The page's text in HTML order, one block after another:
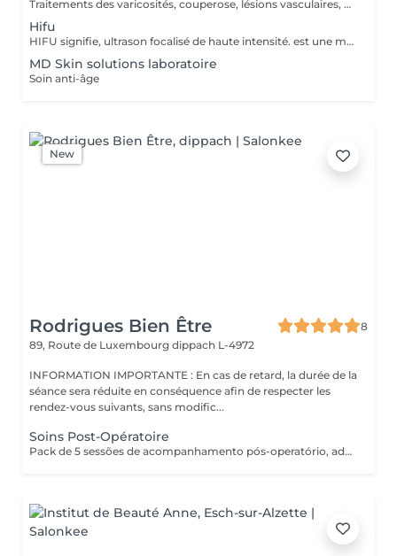
Traitements des varicosités, couperose, lésions vasculaires, rougeurs diffuses. Régénération de la peau, stimulation du collagène, traitements des cicatrices et vergetures, acné, atténuation des rides et relâchement cutanées, redensifier le cheveu, augmente l'efficacité cosmétiques, amélioration de l'aspect peau d'orange.
Hifu
HIFU signifie, ultrason focalisé de haute intensité. est une manière innovante, indolore et non invasive. - Correction de l'ovale du visage -Réduction des rides -Lifting facial non chirurgical, joues, sourcils, rides du lion, rides du front, rides nasolabiales, du double menton -Raffermissement du cou, du décolleté -Réduction des poches sous les yeux -Amelioration de la cellulite -Lissage de la peau
MD Skin solutions laboratoire
Soin anti-âge
New
Rodrigues Bien Être
8
89, Route de Luxembourg dippach L-4972
INFORMATION IMPORTANTE : En cas de retard, la durée de la
séance sera réduite en conséquence afin de respecter les
rendez-vous suivants, sans modific...
Soins Post-Opératoire
Pack de 5 sessões de acompanhamento pós-operatório, adaptadas às necessidades da recuperação. As sessões devem ser realizadas com um intervalo mínimo de 2 dias entre cada uma, para respeitar o processo de cicatrização e otimizar os resultados.